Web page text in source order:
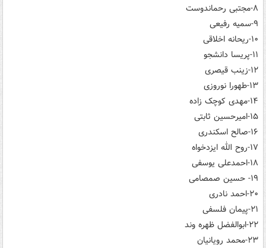
۸-مجتبی رحماندوست
۹-سمیه رفیعی
۱۰-ریحانه اخلاقی
۱۱-پریسا دانشجو
۱۲-زینب قیصری
۱۳-طهورا نوروزی
۱۴-مهدی کوچک زاده
۱۵-امیرحسین ثابتی
۱۶-صالح اسکندری
۱۷-روح الله ایزدخواه
۱۸-احمدعلی یوسفی
۱۹- حسین صمصامی
۲۰-احمد نادری
۲۱-پیمان فلسفی
۲۲-ابوالفضل ظهره وند
۲۳-محمد رویانیان